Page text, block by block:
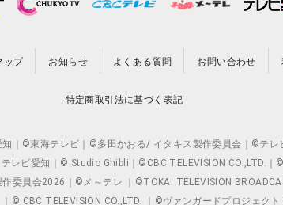
ップ お知らせ よくある質問 お問い合わせ
特定商取引法に基づく表記
｜©東海テレビ｜©多田かおる/ イタキス製作委員会｜©テ
レビ愛知｜© Studio Ghibli｜©CBC TELEVISION CO.,LTD.
員会2026｜©メ～テレ ｜©TOKAI TELEVISION
© CBC TELEVISION CO.,LTD. ｜©ヴァンガードプロジェ